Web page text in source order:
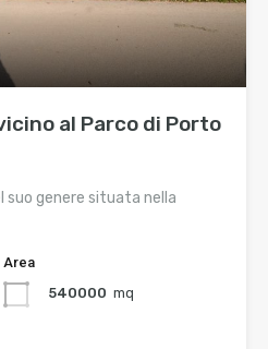
al Parco di Porto
suo genere situata nella
Area
540000 mq